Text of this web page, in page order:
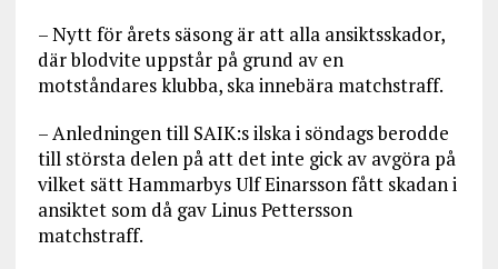
– Nytt för årets säsong är att alla ansiktsskador,
där blodvite uppstår på grund av en
motståndares klubba, ska innebära matchstraff.
– Anledningen till SAIK:s ilska i söndags berodde
till största delen på att det inte gick av avgöra på
vilket sätt Hammarbys Ulf Einarsson fått skadan i
ansiktet som då gav Linus Pettersson
matchstraff.